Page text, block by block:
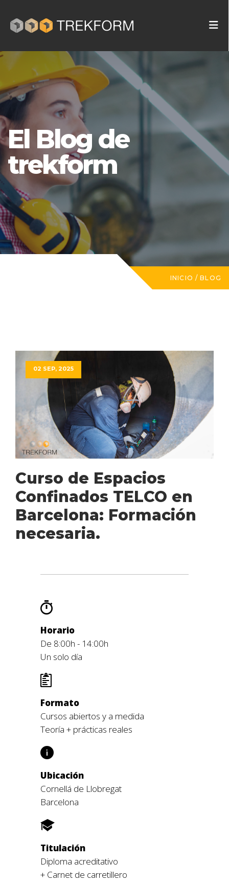
El Blog de
trekform
INICIO / BLOG
02 SEP, 2025
Curso de Espacios
Confinados TELCO en
Barcelona: Formación
necesaria.
Horario
De 8:00h - 14:00h
Un solo día
Formato
Cursos abiertos y a medida
Teoría + prácticas reales
Ubicación
Cornellá de Llobregat
Barcelona
Titulación
Diploma acreditativo
+ Carnet de carretillero